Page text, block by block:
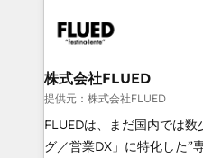
massimizzare il ritorno
ナリオ設計まで含めてご提
と。それが、ハブワンのスタン
HubSpotはもちろん、
Movable Type（Power
し、延べ100社以上のBtoB
株式会社FLUED
提供元：株式会社FLUED
FLUEDは、まだ国内では
グ／営業DX」に特化した”専門家